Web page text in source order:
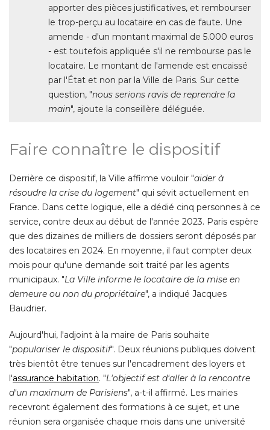
apporter des pièces justificatives, et rembourser
le trop-perçu au locataire en cas de faute. Une
amende - d'un montant maximal de 5.000 euros
- est toutefois appliquée s'il ne rembourse pas le
locataire. Le montant de l'amende est encaissé
par l'État et non par la Ville de Paris. Sur cette
question, "nous serions ravis de reprendre la
main", ajoute la conseillère déléguée.
Faire connaître le dispositif
Derrière ce dispositif, la Ville affirme vouloir "aider à
résoudre la crise du logement" qui sévit actuellement en
France. Dans cette logique, elle a dédié cinq personnes à ce
service, contre deux au début de l'année 2023. Paris espère
que des dizaines de milliers de dossiers seront déposés par
des locataires en 2024. En moyenne, il faut compter deux
mois pour qu'une demande soit traité par les agents
municipaux. "La Ville informe le locataire de la mise en
demeure ou non du propriétaire", a indiqué Jacques
Baudrier.
Aujourd'hui, l'adjoint à la maire de Paris souhaite
"populariser le dispositif". Deux réunions publiques doivent
très bientôt être tenues sur l'encadrement des loyers et
l'assurance habitation. "L'objectif est d'aller à la rencontre
d'un maximum de Parisiens", a-t-il affirmé. Les mairies
recevront également des formations à ce sujet, et une
réunion sera organisée chaque mois dans une université